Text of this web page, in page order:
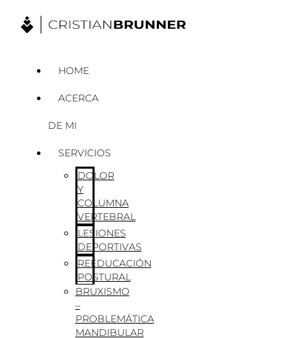
HOME
ACERCA
DE MI
SERVICIOS
DOLOR
Y
COLUMNA
VERTEBRAL
LESIONES
DEPORTIVAS
REEDUCACIÓN
POSTURAL
BRUXISMO
–
PROBLEMÁTICA
MANDIBULAR